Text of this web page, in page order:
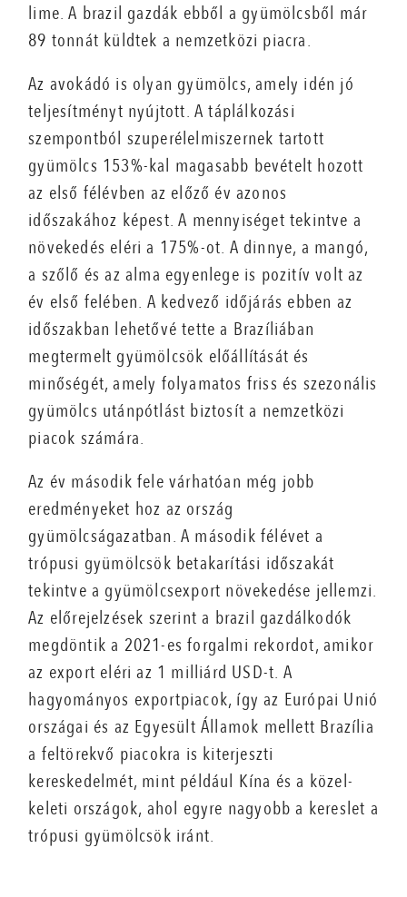
lime. A brazil gazdák ebből a gyümölcsből már
89 tonnát küldtek a nemzetközi piacra.
Az avokádó is olyan gyümölcs, amely idén jó
teljesítményt nyújtott. A táplálkozási
szempontból szuperélelmiszernek tartott
gyümölcs 153%-kal magasabb bevételt hozott
az első félévben az előző év azonos
időszakához képest. A mennyiséget tekintve a
növekedés eléri a 175%-ot. A dinnye, a mangó,
a szőlő és az alma egyenlege is pozitív volt az
év első felében. A kedvező időjárás ebben az
időszakban lehetővé tette a Brazíliában
megtermelt gyümölcsök előállítását és
minőségét, amely folyamatos friss és szezonális
gyümölcs utánpótlást biztosít a nemzetközi
piacok számára.
Az év második fele várhatóan még jobb
eredményeket hoz az ország
gyümölcságazatban. A második félévet a
trópusi gyümölcsök betakarítási időszakát
tekintve a gyümölcsexport növekedése jellemzi.
Az előrejelzések szerint a brazil gazdálkodók
megdöntik a 2021-es forgalmi rekordot, amikor
az export eléri az 1 milliárd USD-t. A
hagyományos exportpiacok, így az Európai Unió
országai és az Egyesült Államok mellett Brazília
a feltörekvő piacokra is kiterjeszti
kereskedelmét, mint például Kína és a közel-
keleti országok, ahol egyre nagyobb a kereslet a
trópusi gyümölcsök iránt.